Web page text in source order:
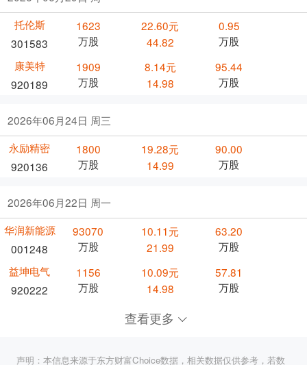
托伦斯
301583
1623
万股
22.60元
44.82
0.95
万股
康美特
920189
1909
万股
8.14元
14.98
95.44
万股
2026年06月24日 周三
永励精密
920136
1800
万股
19.28元
14.99
90.00
万股
2026年06月22日 周一
华润新能源
001248
93070
万股
10.11元
21.99
63.20
万股
益坤电气
920222
1156
万股
10.09元
14.98
57.81
万股
查看更多
声明：本信息来源于东方财富Choice数据，相关数据仅供参考，若数